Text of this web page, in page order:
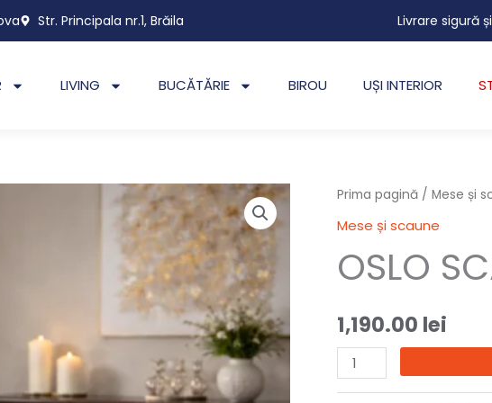
Str. Principala nr.1, Brăila Livrare sigură
LIVING BUCĂTĂRIE BIROU UȘI INTERIOR
Prima pagină /Mese și
Mese și scaune
OSLO
1,190.00 lei
Cantitate
OSLO